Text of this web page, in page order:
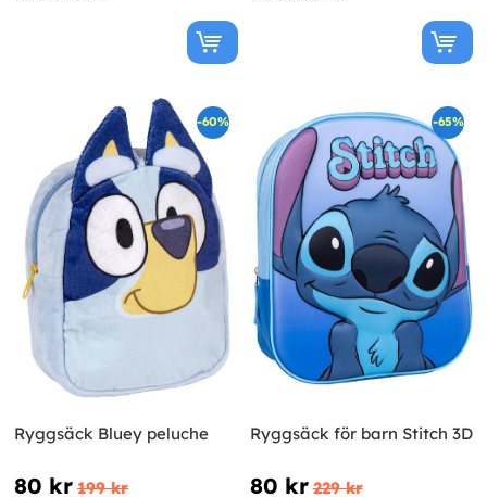
-60%
Ryggsäck Bluey peluche
80 kr 199 kr
-65%
Ryggsäck för barn Stitch 3D
80 kr 229 kr